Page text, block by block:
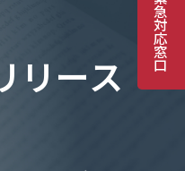
急
対
応
窓
口
リ ース